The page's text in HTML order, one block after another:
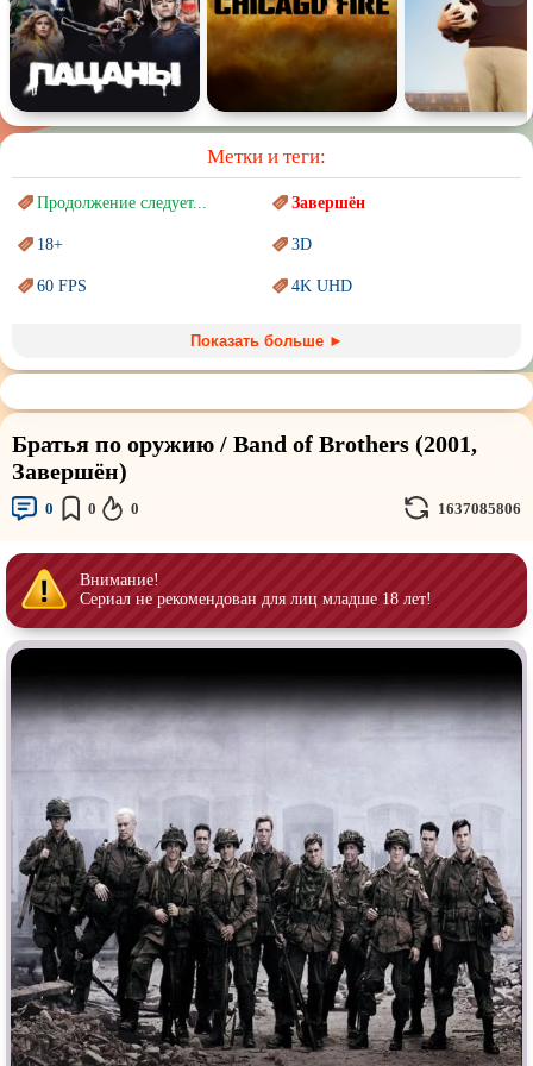
Метки и теги:
Продолжение следует... Завершён
18+ 3D
60 FPS 4K UHD
Marvel PIXAR
Sci-Fi (Научнаяфантастика) Trash (трэш) movies
Авангард и Сюрреализм Ангелы и Демоны
Аниме
Дорамы
Наркотики Новогодние
Основанное на
реальных
Параллельные миры
Перевод Гоблина
Перевод Кураж-Бамбей Пеплум
Подростковаяжестокость Постапокалипсис
Призраки Про акул
Про апокалипсис Про богатых
Про богов Про вампиров
Про ведьм Про викингов
Показать больше ►
Братья по оружию / Band of Brothers (2001,
Завершён)
0 0 0 1637085806
Внимание!
Сериал не рекомендован для лиц младше 18 лет!